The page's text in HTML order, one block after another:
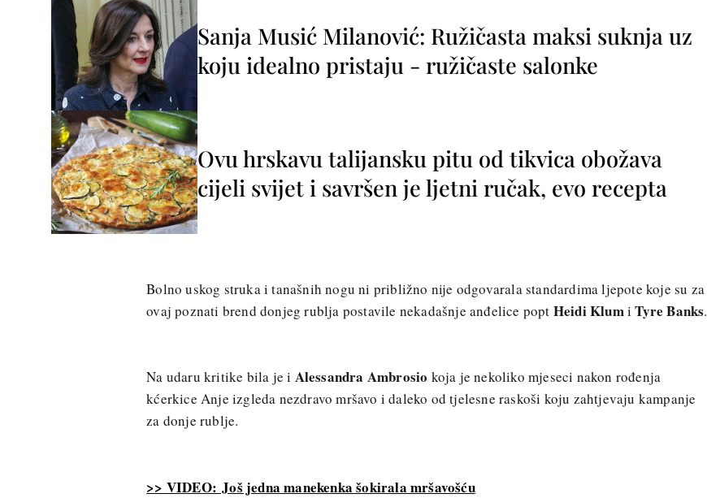
Sanja Musić Milanović: Ružičasta maksi suknja uz
koju idealno pristaju - ružičaste salonke
Ovu hrskavu talijansku pitu od tikvica obožava
cijeli svijet i savršen je ljetni ručak, evo recepta
Bolno uskog struka i tanašnih nogu ni približno nije odgovarala standardima ljepote koje su za
ovaj poznati brend donjeg rublja postavile nekadašnje anđelice popt Heidi KlumiTyre Banks.
Na udaru kritike bila je i Alessandra Ambrosio koja je nekoliko mjeseci nakon rođenja
kćerkice Anje izgleda nezdravo mršavo i daleko od tjelesne raskoši koju zahtjevaju kampanje
za donje rublje.
>> VIDEO: Još jedna manekenka šokirala mršavošću